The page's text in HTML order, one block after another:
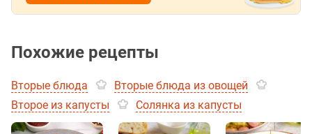
Похожие рецепты
Вторые блюда
Вторые блюда из овощей
Второе из капусты
Солянка из капусты